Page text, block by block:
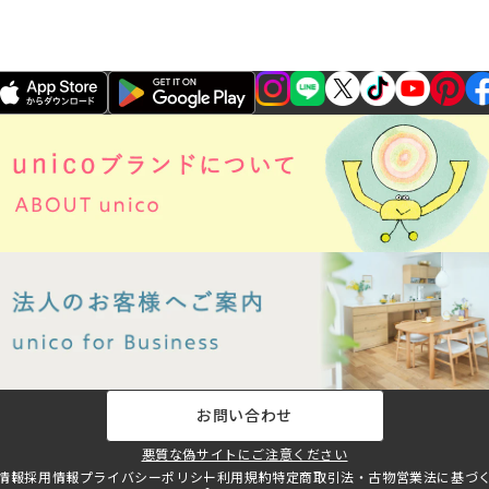
お問い合わせ
悪質な偽サイトにご注意ください
報採用情報プライバシーポリシー利用規約特定商取引法・古物営業法に基づ